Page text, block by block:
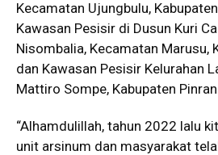
Kecamatan Ujungbulu,
Kawasan Pesisir di Dusun Kuri
Nisombalia, Kecamatan Marusu,
dan Kawasan Pesisir Kelurahan
Mattiro Sompe, Kabupaten
“Alhamdulillah, tahun 2022 lalu
unit arsinum dan masyarakat